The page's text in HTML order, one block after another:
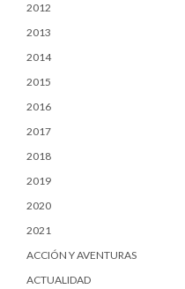
2012
2013
2014
2015
2016
2017
2018
2019
2020
2021
ACCIÓN Y AVENTURAS
ACTUALIDAD